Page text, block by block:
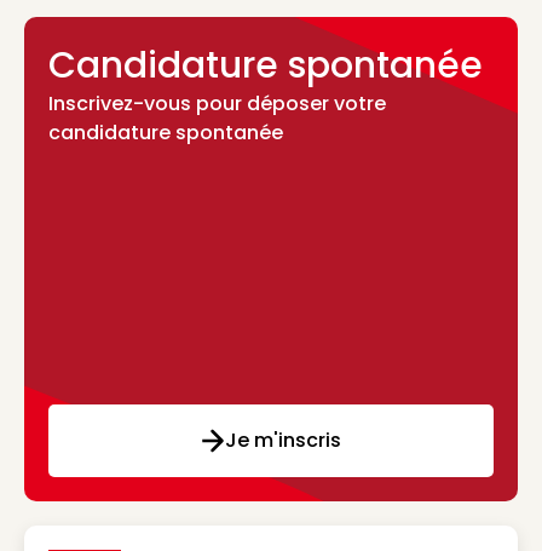
Candidature spontanée
Inscrivez-vous pour déposer votre
candidature spontanée
Je m'inscris